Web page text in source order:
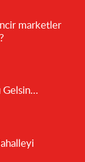
marketler
Uğurlu Gelsin…